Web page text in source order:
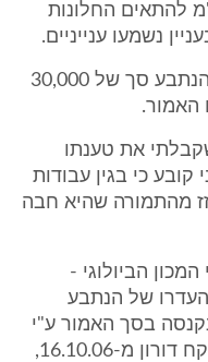
להתאים החלונות
נשמעו ענייניים.
התובעת שתבעה בגין טעותו של הנתבע סך של 30,000
את טענתו
כי בגין עבודות
מהתמורה שהיא חבה
ע"י המכון הביולוגי -
העדרו של הנתבע
בסך האמור ע"י
המכון הביולוגי. (ראה מכתב המפקח דורון מ-16.10.06,